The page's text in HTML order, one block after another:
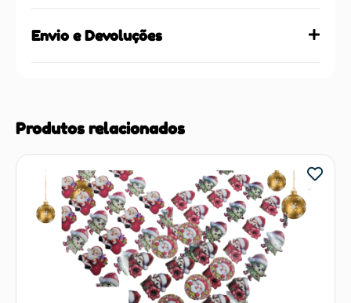
Envio e Devoluções
Produtos relacionados